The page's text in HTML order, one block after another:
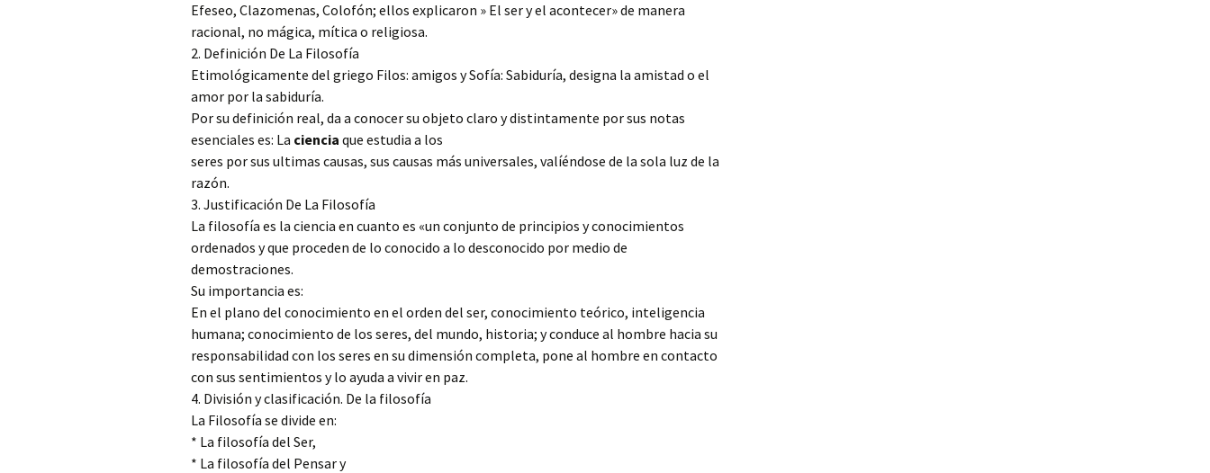
Efeseo, Clazomenas, Colofón; ellos explicaron » El ser y el acontecer» de manera
racional, no mágica, mítica o religiosa.
2. Definición De La Filosofía
Etimológicamente del griego Filos: amigos y Sofía: Sabiduría, designa la amistad o el
amor por la sabiduría.
Por su definición real, da a conocer su objeto claro y distintamente por sus notas
esenciales es: La ciencia que estudia a los
seres por sus ultimas causas, sus causas más universales, valíéndose de la sola luz de la
razón.
3. Justificación De La Filosofía
La filosofía es la ciencia en cuanto es «un conjunto de principios y conocimientos
ordenados y que proceden de lo conocido a lo desconocido por medio de
demostraciones.
Su importancia es:
En el plano del conocimiento en el orden del ser, conocimiento teórico, inteligencia
humana; conocimiento de los seres, del mundo, historia; y conduce al hombre hacia su
responsabilidad con los seres en su dimensión completa, pone al hombre en contacto
con sus sentimientos y lo ayuda a vivir en paz.
4. División y clasificación. De la filosofía
La Filosofía se divide en:
* La filosofía del Ser,
* La filosofía del Pensar y